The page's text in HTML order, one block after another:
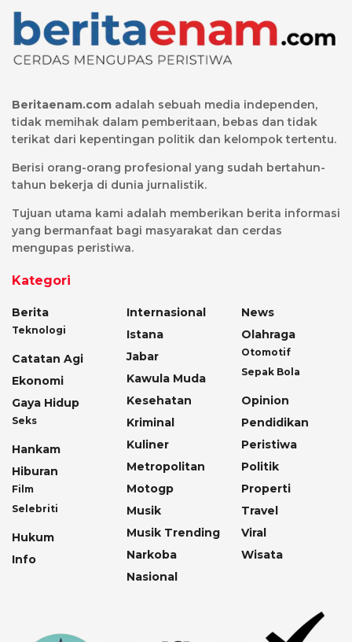
Beritaenam.com adalah sebuah media independen,
tidak memihak dalam pemberitaan, bebas dan tidak
terikat dari kepentingan politik dan kelompok tertentu.
Berisi orang-orang profesional yang sudah bertahun-
tahun bekerja di dunia jurnalistik.
Tujuan utama kami adalah memberikan berita informasi
yang bermanfaat bagi masyarakat dan cerdas
mengupas peristiwa.
Kategori
Berita
Teknologi
Catatan Agi
Ekonomi
Gaya Hidup
Seks
Hankam
Hiburan
Film
Selebriti
Hukum
Info
Internasional
Istana
Jabar
Kawula Muda
Kesehatan
Kriminal
Kuliner
Metropolitan
Motogp
Musik
Musik Trending
Narkoba
Nasional
News
Olahraga
Otomotif
Sepak Bola
Opinion
Pendidikan
Peristiwa
Politik
Properti
Travel
Viral
Wisata